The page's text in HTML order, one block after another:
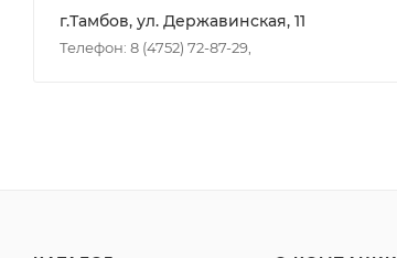
г.Тамбов, ул. Державинская, 11
Телефон: 8 (4752) 72-87-29,